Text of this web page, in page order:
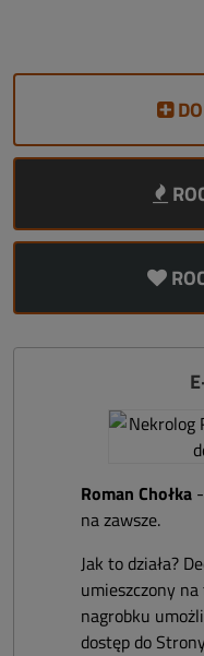
Roman Chołka
na zawsze.
Jak to działa?
umieszczony
nagrobku
dostęp do